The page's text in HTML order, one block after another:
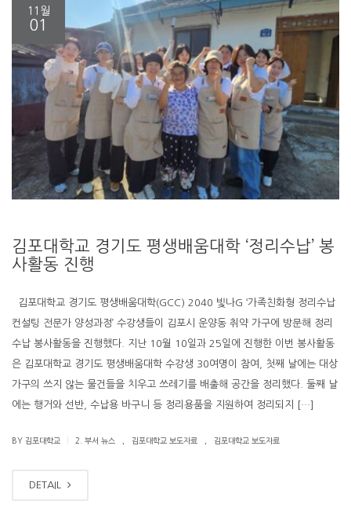
11월
01
김포대학교 경기도 평생배움대학 ‘정리수납’ 봉
사활동 진행
김포대학교 경기도 평생배움대학(GCC) 2040 빛나G ‘가족친화형 정리수납
컨설팅 전문가 양성과정’ 수강생들이 김포시 운양동 취약 가구에 방문해 정리
수납 봉사활동을 진행했다. 지난 10월 10일과 25일에 진행한 이번 봉사활동
은 김포대학교 경기도 평생배움대학 수강생 30여명이 참여, 첫째 날에는 대상
가구의 쓰지 않는 물건들을 치우고 쓰레기를 배출해 공간을 정리했다. 둘째 날
에는 행거와 선반, 수납용 바구니 등 정리용품을 지원하여 정리되지 […]
BY 김포대학교 2. 부서 뉴스 김포대학교 보도자료 김포대학교 보도자료
DETAIL